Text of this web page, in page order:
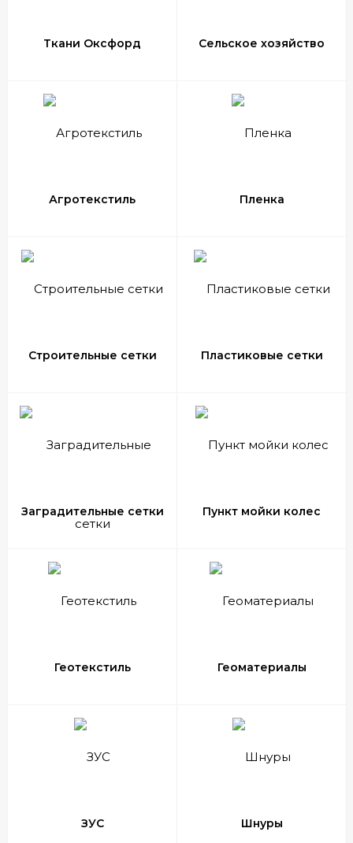
Ткани Оксфорд Сельское хозяйство
Агротекстиль Пленка
Строительные сетки Пластиковые сетки
Заградительные сетки Пункт мойки колес
Геотекстиль Геоматериалы
ЗУС Шнуры